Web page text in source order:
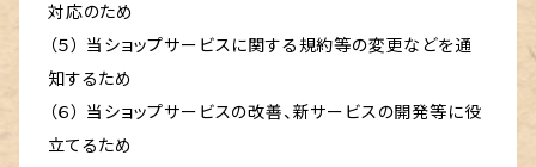
対応のため
（５） 当ショップサービスに関する規約等の変更などを通
知するため
（６） 当ショップサービスの改善、新サービスの開発等に役
立てるため